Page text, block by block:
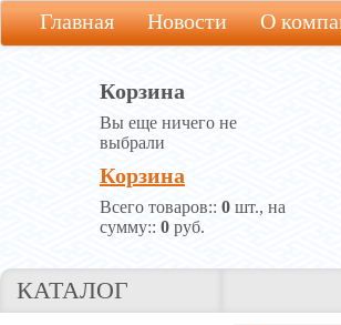
Главная Новости О
Корзина
Вы еще ничего не
выбрали
Корзина
Всего товаров:: 0 шт., на
сумму:: 0 руб.
КАТАЛОГ